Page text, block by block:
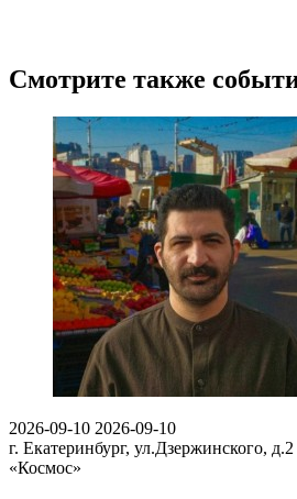
Смотрите также
2026-09-10 2026-09-10
г. Екатеринбург, ул.Дзержинского, д.2
«Космос»